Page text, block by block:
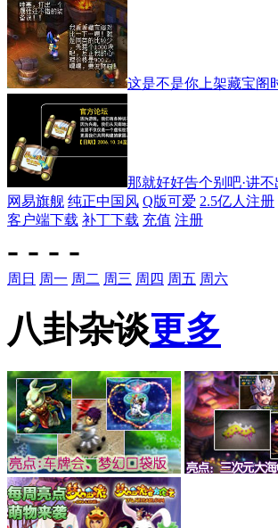
这是不是你上架藏宝
那就好好告个别吧·讲
网易旗舰 纯正中国风 Q版可爱 2.5亿人注册
客户端下载 补丁下载 充值 注册
- - - -
周日 周一 周二 周三 周四 周五 周六
八卦杂谈更多